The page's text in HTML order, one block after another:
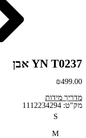
YN T0237 אבן
₪499.00
מדריך מידות
מק"ט: 1112234294
S
M